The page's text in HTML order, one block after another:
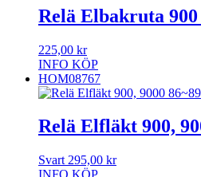
Relä Elbakruta 900
225,00 kr
INFO KÖP
HOM08767
Relä Elfläkt 900,
Svart 295,00 kr